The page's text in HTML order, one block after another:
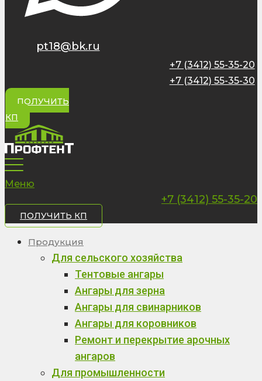
pt18@bk.ru
+7 (3412) 55-35-20
+7 (3412) 55-35-30
ПОЛУЧИТЬ
КП
Меню
+7 (3412) 55-35-20
ПОЛУЧИТЬ КП
Продукция
Для сельского хозяйства
Тентовые ангары
Ангары для зерна
Ангары для свинарников
Ангары для коровников
Ремонт и перекрытие арочных
ангаров
Для промышленности